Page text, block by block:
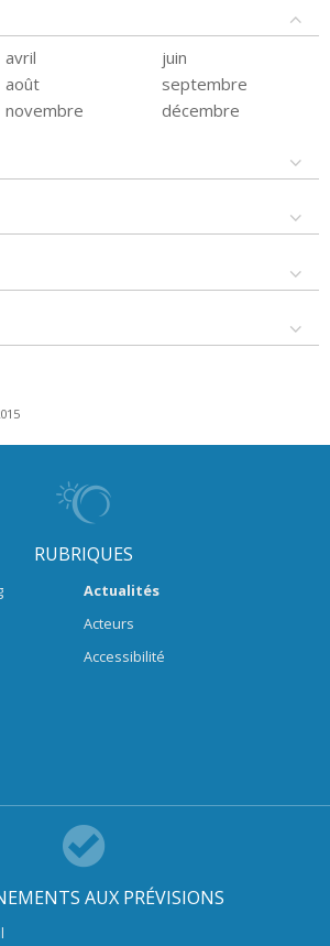
avril
juin
août
septembre
novembre décembre
RUBRIQUES
Actualités
Acteurs
Accessibilité
AUX PRÉVISIONS